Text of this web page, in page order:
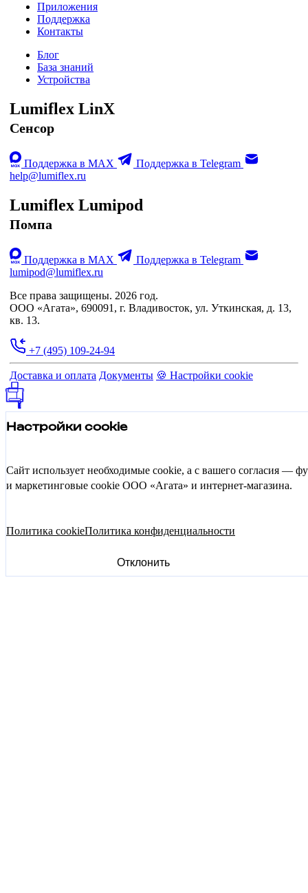
Приложения
Поддержка
Контакты
Блог
База знаний
Устройства
Lumiflex LinX
Сенсор
Поддержка в MAX
Поддержка в Telegram
help@lumiflex.ru
Lumiflex Lumipod
Помпа
Поддержка в MAX
Поддержка в Telegram
lumipod@lumiflex.ru
Все права защищены. 2026 год.
ООО «Агата», 690091, г. Владивосток, ул. Уткинская, д. 13,
кв. 13.
+7 (495) 109-24-94
Доставка и оплата Документы 🍪 Настройки cookie
Настройки cookie
Сайт использует необходимые cookie, а с вашего согласия —
и маркетинговые cookie ООО «Агата» и интернет-магазина.
Политика cookieПолитика конфиденциальности
Отклонить